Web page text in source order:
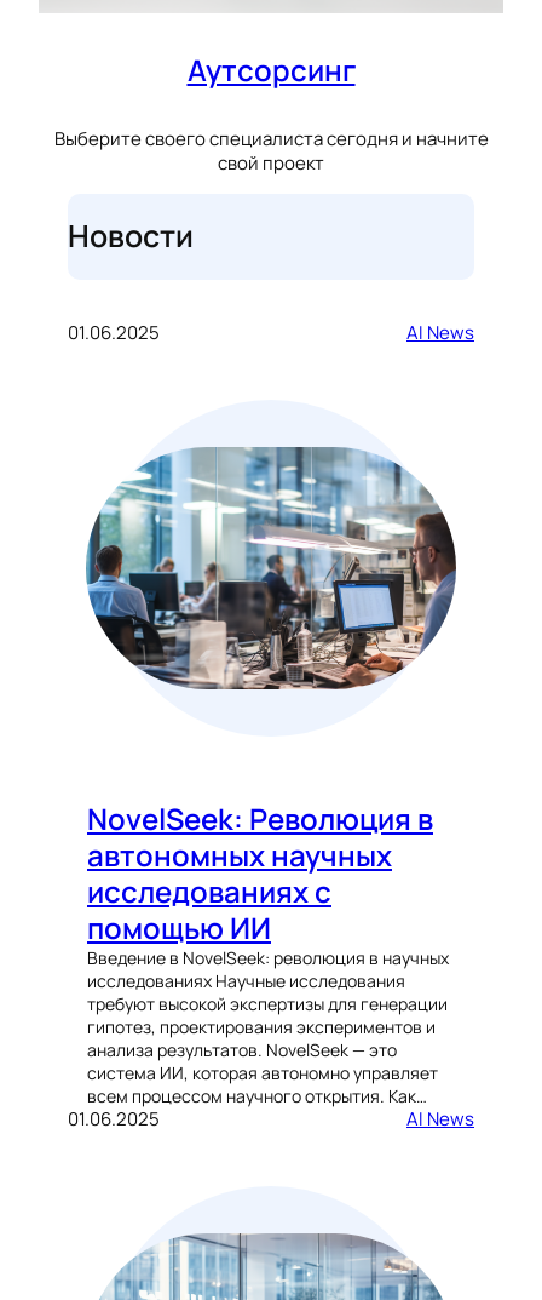
Аутсорсинг
Выберите своего специалиста сегодня и начните
свой проект
Новости
01.06.2025 AI News
NovelSeek: Революция в
автономных научных
исследованиях с
помощью ИИ
Введение в NovelSeek: революция в научных
исследованиях Научные исследования
требуют высокой экспертизы для генерации
гипотез, проектирования экспериментов и
анализа результатов. NovelSeek — это
система ИИ, которая автономно управляет
всем процессом научного открытия. Как…
01.06.2025 AI News